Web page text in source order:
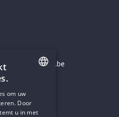
DUTCH
om uw
Door
u in met